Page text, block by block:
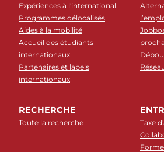
Expériences à l'international
Programmes délocalisés
Aides à la mobilité
Accueil des étudiants
internationaux
Partenaires et labels
internationaux
RECHERCHE
Toute la recherche
Taxe